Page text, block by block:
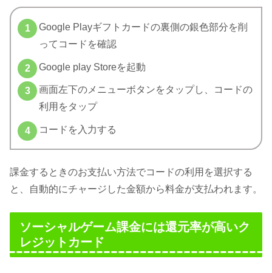
Google Playギフトカードの裏側の銀色部分を削
ってコードを確認
Google play Storeを起動
画面左下のメニューボタンをタップし、コードの
利用をタップ
コードを入力する
課金するときのお支払い方法でコードの利用を選択する
と、自動的にチャージした金額から料金が支払われます。
ソーシャルゲーム課金には還元率が高いク
レジットカード